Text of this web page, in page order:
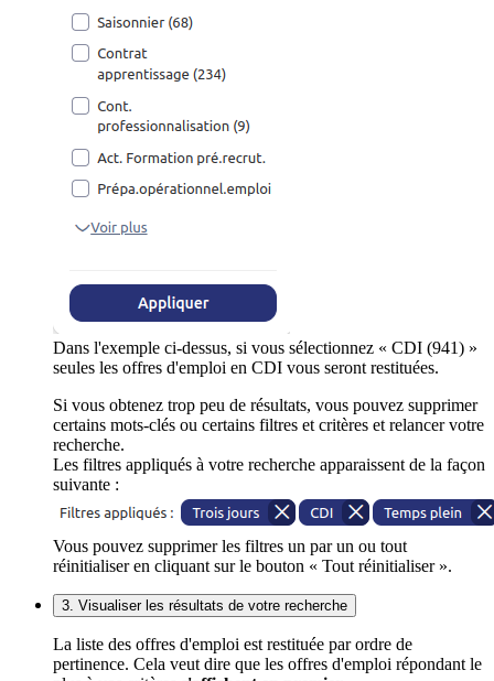
Dans l'exemple ci-dessus, si vous sélectionnez « CDI (941) »
seules les offres d'emploi en CDI vous seront restituées.
Si vous obtenez trop peu de résultats, vous pouvez supprimer
certains mots-clés ou certains filtres et critères et relancer votre
recherche.
Les filtres appliqués à votre recherche apparaissent de la façon
suivante :
Vous pouvez supprimer les filtres un par un ou tout
réinitialiser en cliquant sur le bouton « Tout réinitialiser ».
3. Visualiser les résultats de votre recherche
La liste des offres d'emploi est restituée par ordre de
pertinence. Cela veut dire que les offres d'emploi répondant le